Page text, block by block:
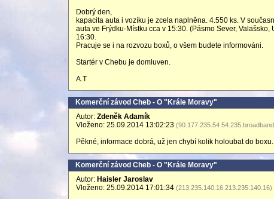
Dobrý den,
kapacita auta i vozíku je zcela naplněna. 4.550 ks. V
auta ve Frýdku-Místku cca v 15:30. (Pásmo Sever,
16:30.
Pracuje se i na rozvozu boxů, o všem budete informováni.
Startér v Chebu je domluven.
A.T
Komerční závod Cheb - O "Krále Moravy"
Autor: Zdeněk Adamík
Vloženo: 25.09.2014 13:02:23 (90.177.235.54
Pěkné, informace dobrá, už jen chybí kolik holoubat do
Komerční závod Cheb - O "Krále Moravy"
Autor: Haisler Jaroslav
Vloženo: 25.09.2014 17:01:34 (213.235.140.16 213.235.140.16)